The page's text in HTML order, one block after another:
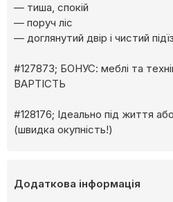
— тиша, спокій
— поруч ліс
— доглянутий двір і чистий
#127873; БОНУС: меблі та
ВАРТІСТЬ
#128176; Ідеально під життя
(швидка окупність!)
Додаткова інформація